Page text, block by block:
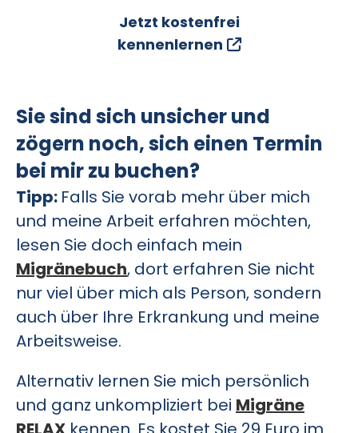
Jetzt kostenfrei
kennenlernen
Sie sind sich unsicher und
zögern noch, sich einen Termin
bei mir zu buchen?
Tipp: Falls Sie vorab mehr über mich
und meine Arbeit erfahren möchten,
lesen Sie doch einfach mein
Migränebuch, dort erfahren Sie nicht
nur viel über mich als Person, sondern
auch über Ihre Erkrankung und meine
Arbeitsweise.
Alternativ lernen Sie mich persönlich
und ganz unkompliziert bei Migräne